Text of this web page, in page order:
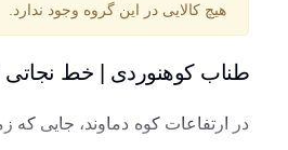
هیچ کالایی در این گروه وجود ندارد.
طناب کوهنوردی | خط نجاتی
در ارتفاعات کوه دماوند، جایی